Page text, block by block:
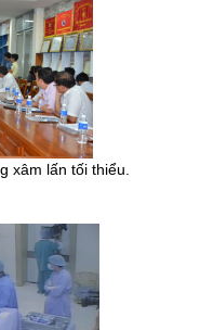
xâm lấn tối thiểu.